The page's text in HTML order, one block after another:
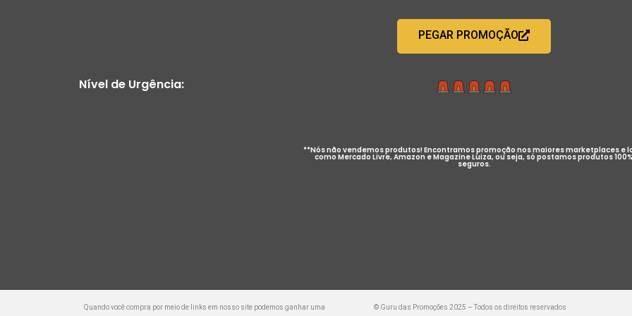
PEGAR PROMOÇÃO
Nível de Urgência:
**Nós não vendemos produtos! Encontramos promoção nos maiores marketplaces e
como Mercado Livre, Amazon e Magazine Luiza, ou seja, só postamos produtos 100%
seguros.
Quando você compra por meio de links em nosso site podemos ganhar uma © Guru das Promoções 2025 – Todos os direitos reservados